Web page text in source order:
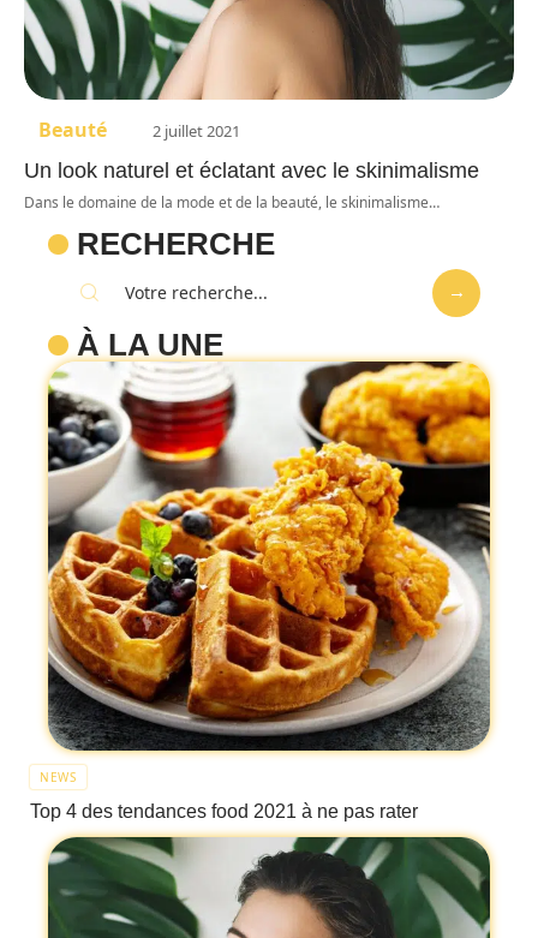
Beauté 2 juillet 2021
Un look naturel et éclatant avec le skinimalisme
Dans le domaine de la mode et de la beauté, le skinimalisme…
RECHERCHE
À LA UNE
NEWS
Top 4 des tendances food 2021 à ne pas rater